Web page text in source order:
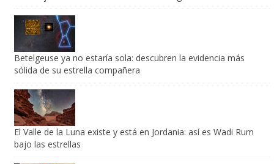
Betelgeuse ya no estaría sola: descubren la evidencia más
sólida de su estrella compañera
El Valle de la Luna existe y está en Jordania: así es Wadi Rum
bajo las estrellas